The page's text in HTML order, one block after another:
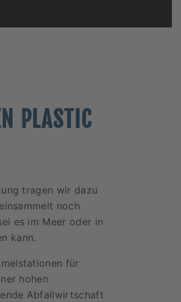
PLASTIC
tragen wir dazu
noch
es im Meer oder in
kann.
für
hohen
Abfallwirtschaft